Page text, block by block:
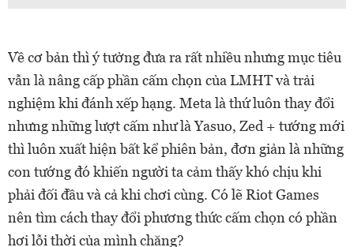
Về cơ bản thì ý tưởng đưa ra rất nhiều nhưng mục tiêu
vẫn là nâng cấp phần cấm chọn của LMHT và trải
nghiệm khi đánh xếp hạng. Meta là thứ luôn thay đổi
nhưng những lượt cấm như là Yasuo, Zed + tướng mới
thì luôn xuất hiện bất kể phiên bản, đơn giản là những
con tướng đó khiến người ta cảm thấy khó chịu khi
phải đối đầu và cả khi chơi cùng. Có lẽ Riot Games
nên tìm cách thay đổi phương thức cấm chọn có phần
hơi lỗi thời của mình chăng?